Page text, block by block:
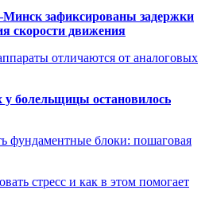
зафиксированы задержки
скорости движения
отличаются от аналоговых
болельщицы остановилось
фундаментные блоки: пошаговая
стресс и как в этом помогает